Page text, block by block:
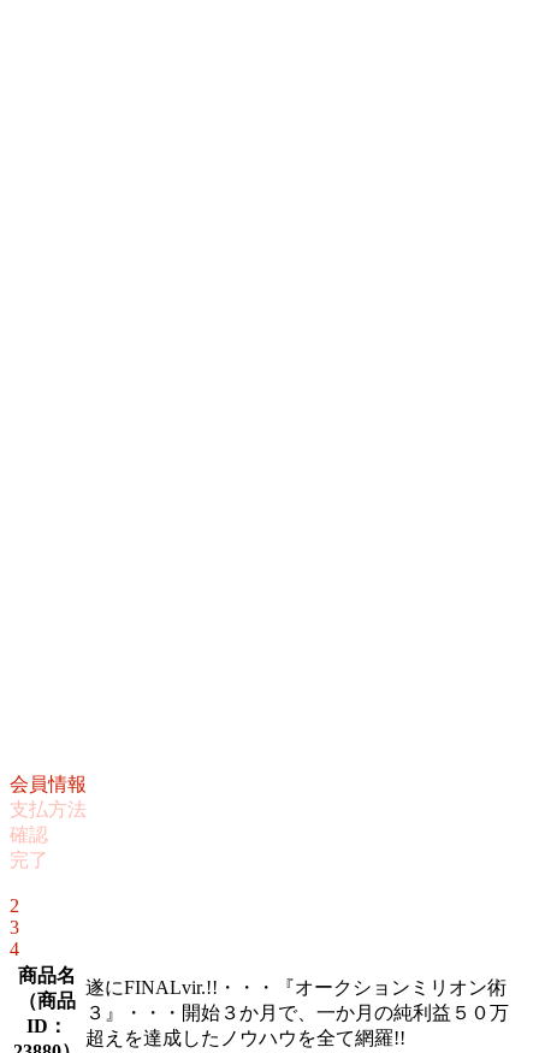
会員情報
支払方法
確認
完了
2
3
4
商品名
（商品
ID：
遂にFINALvir.!!・・・『オークションミリオン術
３』・・・開始３か月で、一か月の純利益５０万
超えを達成したノウハウを全て網羅!!